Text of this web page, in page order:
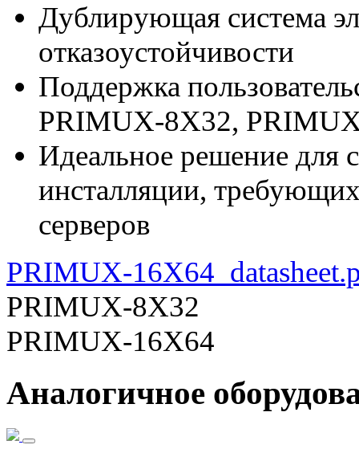
Дублирующая система
отказоустойчивости
Поддержка
PRIMUX-8X32,
Идеальное решение для
инсталляции,
серверов
PRIMUX-
PRIMUX-8X32
PRIMUX-16X64
Аналогичное